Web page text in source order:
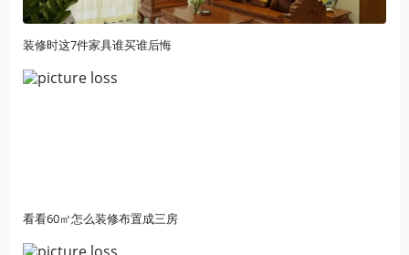
装修时这7件家具谁买谁后悔
看看60㎡怎么装修布置成三房